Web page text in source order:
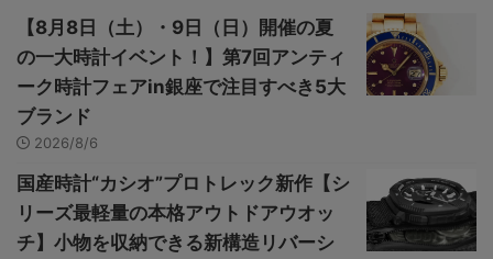
【8月8日（土）・9日（日）開催の夏
の一大時計イベント！】第7回アンティ
ーク時計フェアin銀座で注目すべき5大
ブランド
2026/8/6
国産時計“カシオ”プロトレック新作【シ
リーズ最軽量の本格アウトドアウオッ
チ】小物を収納できる新構造リバーシ